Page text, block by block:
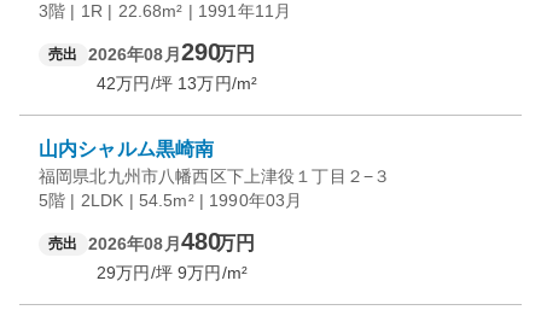
3階 | 1R | 22.68m² | 1991年11月
売出 2026年08月 290万円
42万円/坪 13万円/m²
山内シャルム黒崎南
福岡県北九州市八幡西区下上津役１丁目２−３
5階 | 2LDK | 54.5m² | 1990年03月
売出 2026年08月 480万円
29万円/坪 9万円/m²